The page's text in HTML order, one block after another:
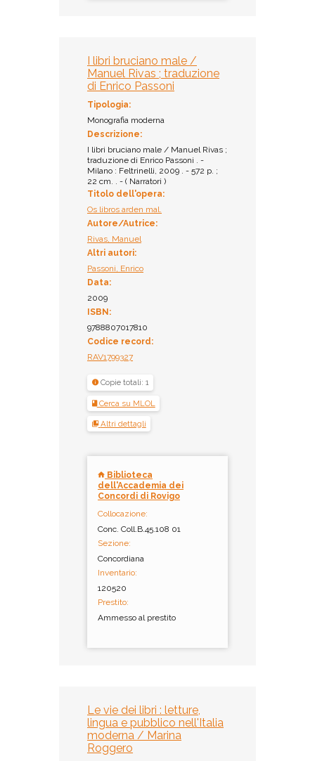
I libri bruciano male /
Manuel Rivas ; traduzione
di Enrico Passoni
Tipologia:
Monografia moderna
Descrizione:
I libri bruciano male / Manuel Rivas ;
traduzione di Enrico Passoni . -
Milano : Feltrinelli, 2009 . - 572 p. ;
22 cm. . - ( Narratori )
Titolo dell'opera:
Os libros arden mal.
Autore/Autrice:
Rivas, Manuel
Altri autori:
Passoni, Enrico
Data:
2009
ISBN:
9788807017810
Codice record:
RAV1799327
Copie totali: 1
Cerca su MLOL
Altri dettagli
Biblioteca
dell'Accademia dei
Concordi di Rovigo
Collocazione:
Conc. Coll.B.45.108 01
Sezione:
Concordiana
Inventario:
120520
Prestito:
Ammesso al prestito
Le vie dei libri : letture,
lingua e pubblico nell'Italia
moderna / Marina
Roggero